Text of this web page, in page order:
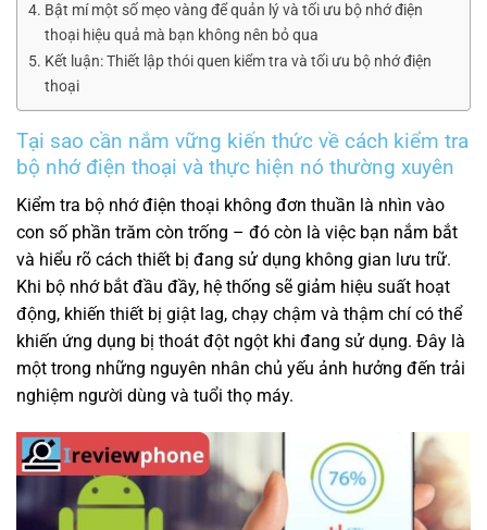
Bật mí một số mẹo vàng để quản lý và tối ưu bộ nhớ điện
thoại hiệu quả mà bạn không nên bỏ qua
Kết luận: Thiết lập thói quen kiểm tra và tối ưu bộ nhớ điện
thoại
Tại sao cần nắm vững kiến thức về cách kiểm tra
bộ nhớ điện thoại và thực hiện nó thường xuyên
Kiểm tra bộ nhớ điện thoại không đơn thuần là nhìn vào
con số phần trăm còn trống – đó còn là việc bạn nắm bắt
và hiểu rõ cách thiết bị đang sử dụng không gian lưu trữ.
Khi bộ nhớ bắt đầu đầy, hệ thống sẽ giảm hiệu suất hoạt
động, khiến thiết bị giật lag, chạy chậm và thậm chí có thể
khiến ứng dụng bị thoát đột ngột khi đang sử dụng. Đây là
một trong những nguyên nhân chủ yếu ảnh hưởng đến trải
nghiệm người dùng và tuổi thọ máy.